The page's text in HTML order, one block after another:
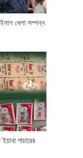
খেলা সম্পন্ন
পাচারের